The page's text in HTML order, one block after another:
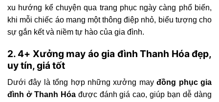
xu hướng kể chuyện qua trang phục ngày càng phổ biến,
khi mỗi chiếc áo mang một thông điệp nhỏ, biểu tượng cho
sự gắn kết và niềm tự hào của gia đình.
2. 4+ Xưởng may áo gia đình Thanh Hóa đẹp,
uy tín, giá tốt
Dưới đây là tổng hợp những xưởng mayđồng phục gia
đình ở Thanh Hóađược đánh giá cao, giúp bạn dễ dàng